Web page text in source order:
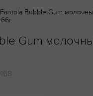
Bubble Gum
Gum